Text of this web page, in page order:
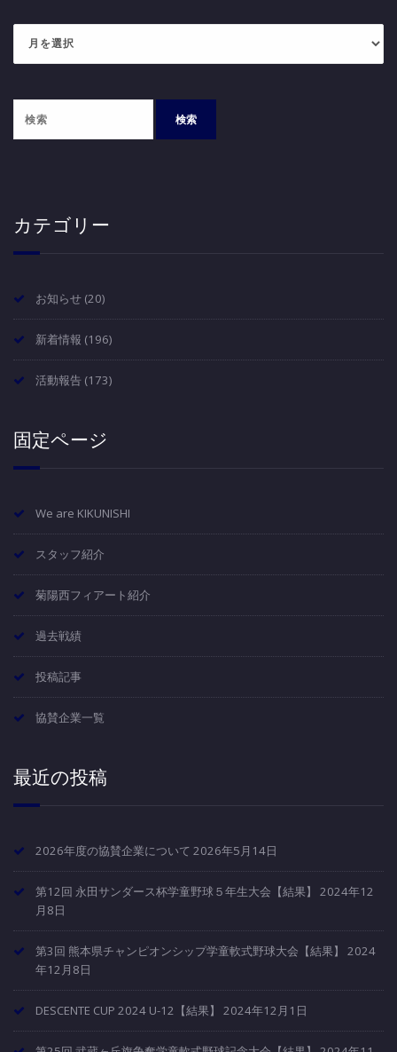
カテゴリー
お知らせ (20)
新着情報 (196)
活動報告 (173)
固定ページ
We are KIKUNISHI
スタッフ紹介
菊陽西フィアート紹介
過去戦績
投稿記事
協賛企業一覧
最近の投稿
2026年度の協賛企業について 2026年5月14日
第12回 永田サンダース杯学童野球５年生大会【結果】
2024年12
月8日
第3回 熊本県チャンピオンシップ学童軟式野球大会【結果】
2024
年12月8日
DESCENTE CUP 2024 U-12【結果】 2024年12月1日